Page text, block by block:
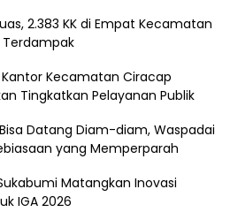
2.383 KK di Empat Kecamatan
Kecamatan Ciracap
Tingkatkan Pelayanan Publik
Datang Diam-diam, Waspadai
yang Memperparah
Matangkan Inovasi
IGA 2026